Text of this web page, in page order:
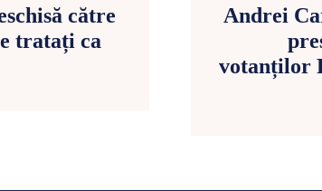
către
tratați ca
Andrei
votanților